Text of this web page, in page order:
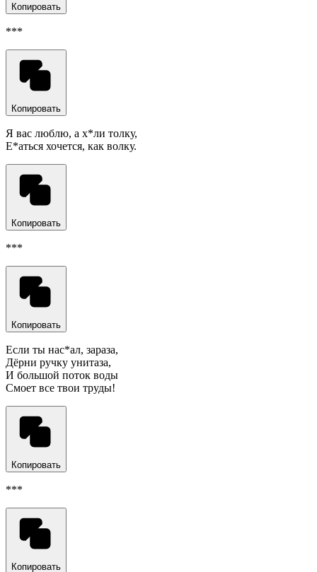
Копировать
***
Копировать
Я вас люблю, а х*ли толку,
Е*аться хочется, как волку.
Копировать
***
Копировать
Если ты нас*ал, зараза,
Дёрни ручку унитаза,
И большой поток воды
Смоет все твои труды!
Копировать
***
Копировать